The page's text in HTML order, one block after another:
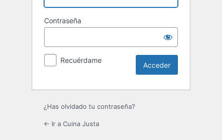
Contraseña
Recuérdame
¿Has olvidado tu contraseña?
← Ir a Cuina Justa